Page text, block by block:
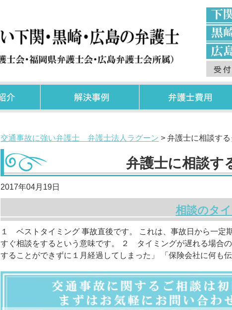
交通事故に強い弁護士 弁護士法人ラグーン > 弁護士に相談す
弁護士に相談す
2017年04月19日
相談のタ
１ ベストタイミング 事故直後です。 これは、事故日から一定
すぐ相談をするという意味です。 ２ タイミングが遅れる場合
することができずに１月経過してしまった」 「保険会社に何も